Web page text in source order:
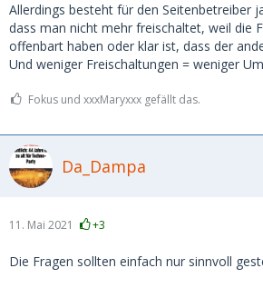
Allerdings besteht für den Seitenbetreiber
dass man nicht mehr freischaltet, weil die
offenbart haben oder klar ist, dass der
Und weniger Freischaltungen = weniger
Fokus und xxxMaryxxx gefällt das.
Da_Dampa
11. Mai 2021 +3
Die Fragen sollten einfach nur sinnvoll